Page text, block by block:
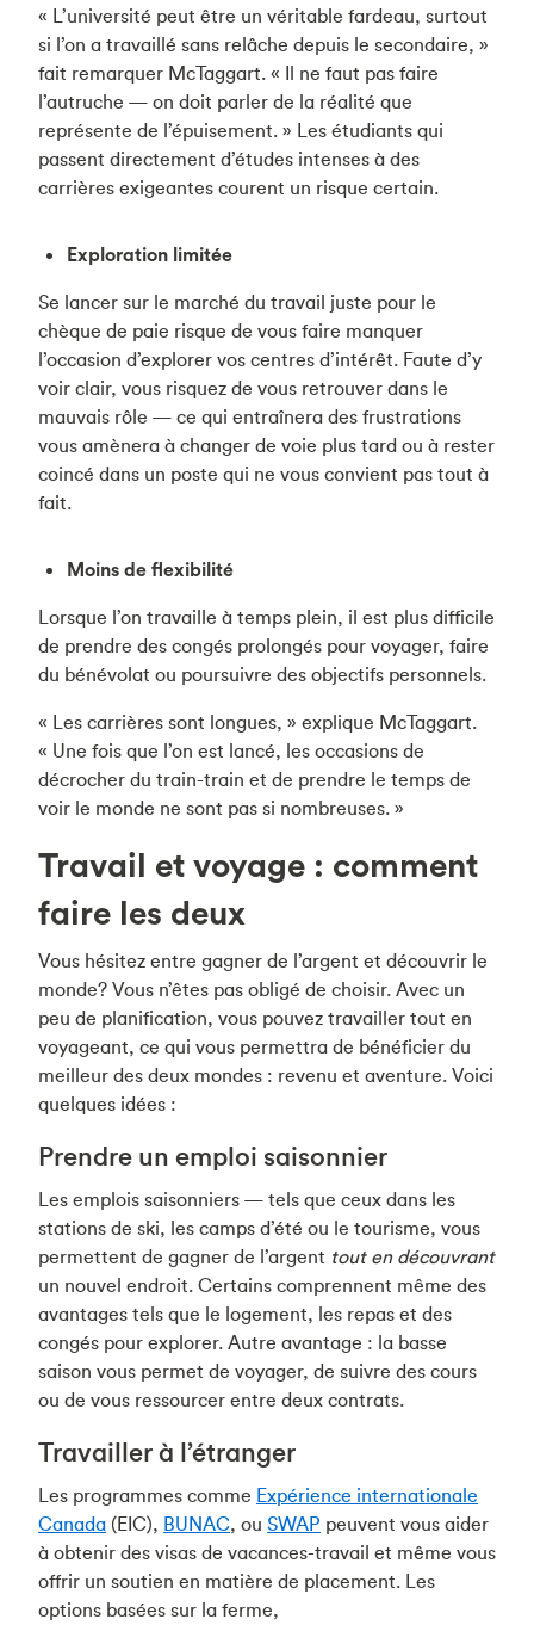
« L’université peut être un véritable fardeau, surtout
si l’on a travaillé sans relâche depuis le secondaire, »
fait remarquer McTaggart. « Il ne faut pas faire
l’autruche — on doit parler de la réalité que
représente de l’épuisement. » Les étudiants qui
passent directement d’études intenses à des
carrières exigeantes courent un risque certain.
Exploration limitée
Se lancer sur le marché du travail juste pour le
chèque de paie risque de vous faire manquer
l’occasion d’explorer vos centres d’intérêt. Faute d’y
voir clair, vous risquez de vous retrouver dans le
mauvais rôle — ce qui entraînera des frustrations
vous amènera à changer de voie plus tard ou à rester
coincé dans un poste qui ne vous convient pas tout à
fait.
Moins de flexibilité
Lorsque l’on travaille à temps plein, il est plus difficile
de prendre des congés prolongés pour voyager, faire
du bénévolat ou poursuivre des objectifs personnels.
« Les carrières sont longues, » explique McTaggart.
« Une fois que l’on est lancé, les occasions de
décrocher du train-train et de prendre le temps de
voir le monde ne sont pas si nombreuses. »
Travail et voyage : comment
faire les deux
Vous hésitez entre gagner de l’argent et découvrir le
monde? Vous n’êtes pas obligé de choisir. Avec un
peu de planification, vous pouvez travailler tout en
voyageant, ce qui vous permettra de bénéficier du
meilleur des deux mondes : revenu et aventure. Voici
quelques idées :
Prendre un emploi saisonnier
Les emplois saisonniers — tels que ceux dans les
stations de ski, les camps d’été ou le tourisme, vous
permettent de gagner de l’argent tout en découvrant
un nouvel endroit. Certains comprennent même des
avantages tels que le logement, les repas et des
congés pour explorer. Autre avantage : la basse
saison vous permet de voyager, de suivre des cours
ou de vous ressourcer entre deux contrats.
Travailler à l’étranger
Les programmes comme Expérience internationale
Canada (EIC), BUNAC, ou SWAP peuvent vous aider
à obtenir des visas de vacances-travail et même vous
offrir un soutien en matière de placement. Les
options basées sur la ferme,